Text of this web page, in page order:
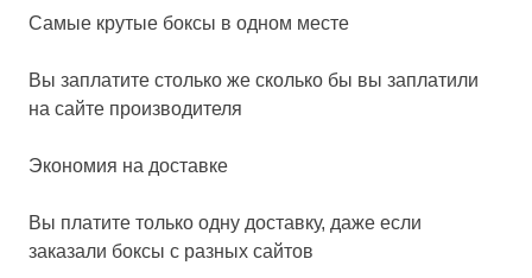
Самые крутые боксы в одном месте
Вы заплатите столько же сколько бы вы заплатили
на сайте производителя
Экономия на доставке
Вы платите только одну доставку, даже если
заказали боксы с разных сайтов